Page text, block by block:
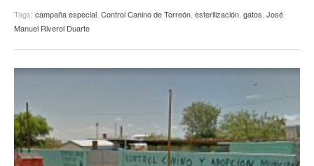
Tags: campaña especial Control Canino de Torreón esterilización gatos José
Manuel Riverol Duarte